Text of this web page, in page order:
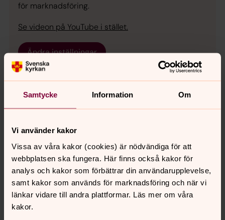
Samtycke Information Om
Vi använder kakor
Vissa av våra kakor (cookies) är nödvändiga för att
webbplatsen ska fungera. Här finns också kakor för
analys och kakor som förbättrar din användarupplevelse,
samt kakor som används för marknadsföring och när vi
länkar vidare till andra plattformar. Läs mer om våra
kakor.
för marknadsföring.
Se videon på YouTube i stället.
Ändra inställningar
för marknadsföring.
Se videon på YouTube i stället.
Ändra inställningar